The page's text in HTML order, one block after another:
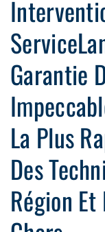
Garantie
La Plus
Des
Région